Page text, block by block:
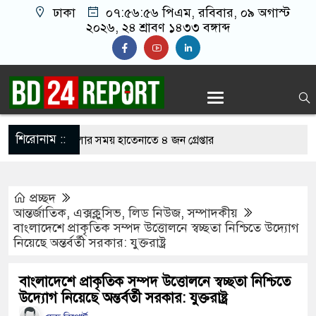
ঢাকা ০৭:৫৬:৫৬ পিএম, রবিবার, ০৯ অগাস্ট
২০২৬, ২৪ শ্রাবণ ১৪৩৩ বঙ্গাব্দ
শিরোনাম ::
জুয়া খেলার সময় হাতেনাতে ৪ জন গ্রেপ্তার
অসহায় মায়ের মাথার চুল বিক্রি
প্রচ্ছদ
আন্তর্জাতিক, এক্সক্লুসিভ,লিড নিউজ,সম্পাদকীয়
বাংলাদেশে প্রাকৃতিক সম্পদ উত্তোলনে স্বচ্ছতা নিশ্চিতে উদ্যোগ
নিয়েছে অন্তর্বর্তী সরকার: যুক্তরাষ্ট্র
বাংলাদেশে প্রাকৃতিক সম্পদ উত্তোলনে স্বচ্ছতা নিশ্চিতে
উদ্যোগ নিয়েছে অন্তর্বর্তী সরকার: যুক্তরাষ্ট্র